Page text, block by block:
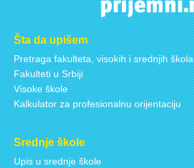
Šta da upišem
Pretraga fakulteta, visokih i srednjih škola
Fakulteti u Srbiji
Visoke škole
Kalkulator za profesionalnu orijentaciju
Srednje škole
Upis u srednje škole